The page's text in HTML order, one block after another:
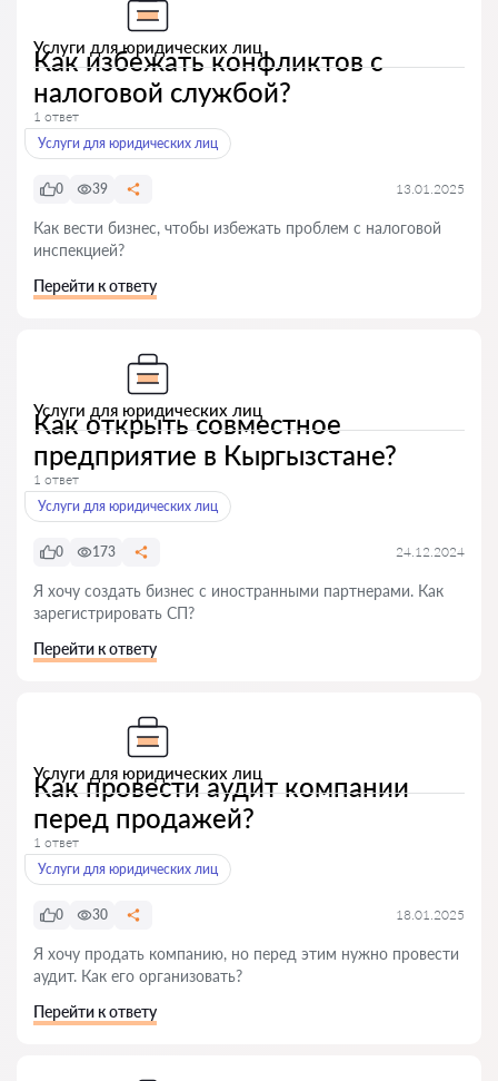
Услуги для юридических лиц
Как избежать конфликтов с
налоговой службой?
1 ответ
Услуги для юридических лиц
0 39 13.01.2025
Как вести бизнес, чтобы избежать проблем с налоговой
инспекцией?
Перейти к ответу
Услуги для юридических лиц
Как открыть совместное
предприятие в Кыргызстане?
1 ответ
Услуги для юридических лиц
0 173 24.12.2024
Я хочу создать бизнес с иностранными партнерами. Как
зарегистрировать СП?
Перейти к ответу
Услуги для юридических лиц
Как провести аудит компании
перед продажей?
1 ответ
Услуги для юридических лиц
0 30 18.01.2025
Я хочу продать компанию, но перед этим нужно провести
аудит. Как его организовать?
Перейти к ответу